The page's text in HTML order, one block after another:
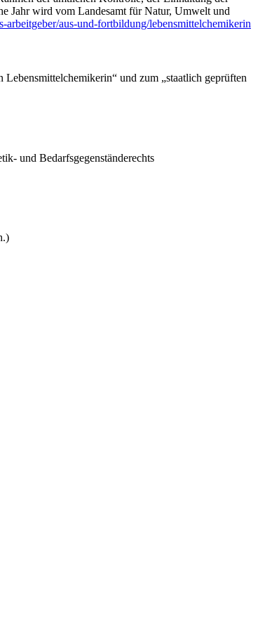
Jahr wird vom Landesamt für Natur, Umwelt und
aus-und-fortbildung/lebensmittelchemikerin
und zum „staatlich geprüften
und Bedarfsgegenständerechts
)